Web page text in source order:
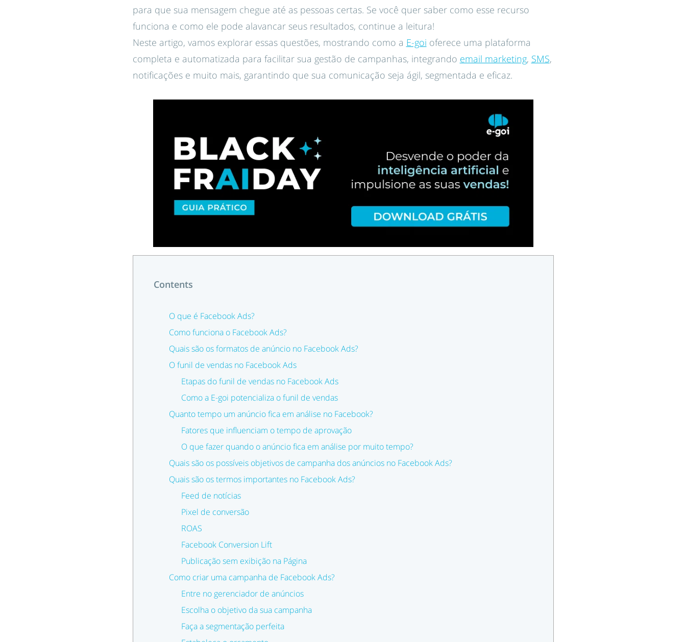
para que sua mensagem chegue até as pessoas certas. Se você quer saber como esse recurso
funciona e como ele pode alavancar seus resultados, continue a leitura!
Neste artigo, vamos explorar essas questões, mostrando como a E-goi oferece uma plataforma
completa e automatizada para facilitar sua gestão de campanhas, integrando email marketing, SMS,
notificações e muito mais, garantindo que sua comunicação seja ágil, segmentada e eficaz.
Contents
O que é Facebook Ads?
Como funciona o Facebook Ads?
Quais são os formatos de anúncio no Facebook Ads?
O funil de vendas no Facebook Ads
Etapas do funil de vendas no Facebook Ads
Como a E-goi potencializa o funil de vendas
Quanto tempo um anúncio fica em análise no Facebook?
Fatores que influenciam o tempo de aprovação
O que fazer quando o anúncio fica em análise por muito tempo?
Quais são os possíveis objetivos de campanha dos anúncios no Facebook Ads?
Quais são os termos importantes no Facebook Ads?
Feed de notícias
Pixel de conversão
ROAS
Facebook Conversion Lift
Publicação sem exibição na Página
Como criar uma campanha de Facebook Ads?
Entre no gerenciador de anúncios
Escolha o objetivo da sua campanha
Faça a segmentação perfeita